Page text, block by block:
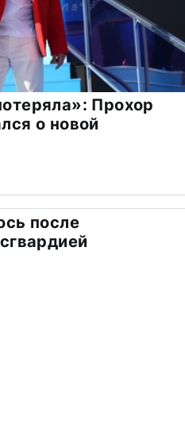
Прохор
о новой
после